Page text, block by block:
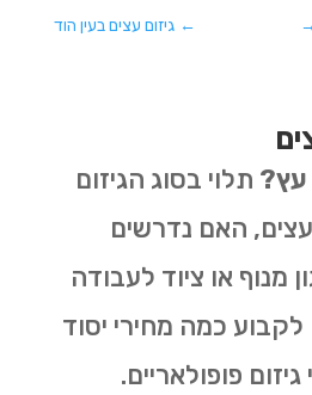
← גיזום עצים בעין הוד
עץ? תלוי בסוג הגיזום
האם נדרשים
מנוף או ציוד לעבודה
לקבוע כמה מחירי יסוד
פופולאריים.